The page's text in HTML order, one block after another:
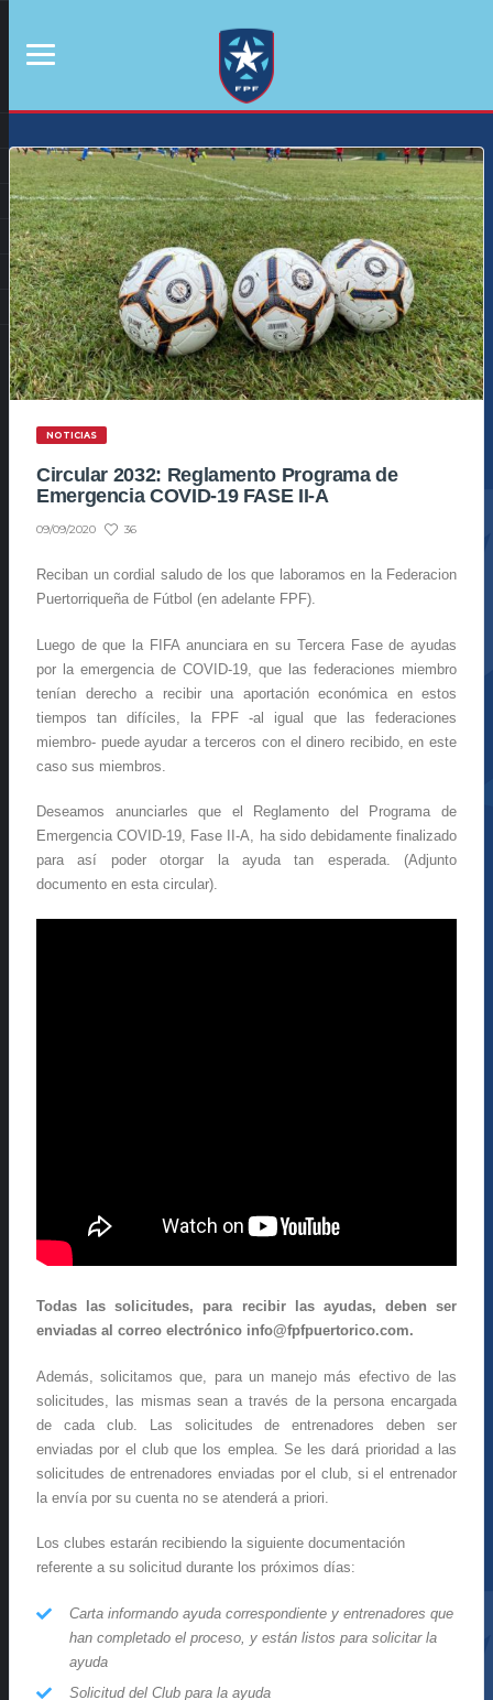
NOTICIAS
Circular 2032: Reglamento Programa de
Emergencia COVID-19 FASE II-A
09/09/2020 36
Reciban un cordial saludo de los que laboramos en la Federacion
Puertorriqueña de Fútbol (en adelante FPF).
Luego de que la FIFA anunciara en su Tercera Fase de ayudas
por la emergencia de COVID-19, que las federaciones miembro
tenían derecho a recibir una aportación económica en estos
tiempos tan difíciles, la FPF -al igual que las federaciones
miembro- puede ayudar a terceros con el dinero recibido, en este
caso sus miembros.
Deseamos anunciarles que el Reglamento del Programa de
Emergencia COVID-19, Fase II-A, ha sido debidamente finalizado
para así poder otorgar la ayuda tan esperada. (Adjunto
documento en esta circular).
Todas las solicitudes, para recibir las ayudas, deben ser
enviadas al correo electrónico info@fpfpuertorico.com.
Además, solicitamos que, para un manejo más efectivo de las
solicitudes, las mismas sean a través de la persona encargada
de cada club. Las solicitudes de entrenadores deben ser
enviadas por el club que los emplea. Se les dará prioridad a las
solicitudes de entrenadores enviadas por el club, si el entrenador
la envía por su cuenta no se atenderá a priori.
Los clubes estarán recibiendo la siguiente documentación
referente a su solicitud durante los próximos días:
Carta informando ayuda correspondiente y entrenadores que
han completado el proceso, y están listos para solicitar la
ayuda
Solicitud del Club para la ayuda